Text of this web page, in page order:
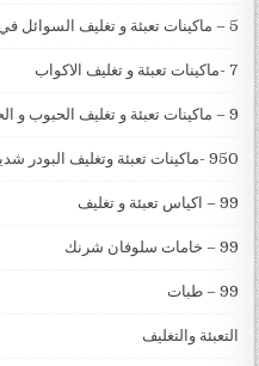
5 – ماكينات تعبئة و تغليف السوائل في اكياس اوتوماتيك
7 -ماكينات تعبئة و تغليف الاكواب
9 – ماكينات تعبئة و تغليف الحبوب و الحبيبات
950 -ماكينات تعبئة وتغليف البودر شديد النعومة
99 – اكياس تعبئة و تغليف
99 – خامات سلوفان شرنك
99 – طبات
التعبئة والتغليف